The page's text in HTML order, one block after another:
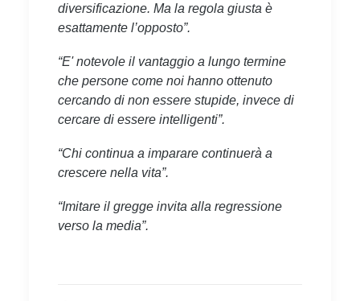
diversificazione. Ma la regola giusta è
esattamente l’opposto”.
“E' notevole il vantaggio a lungo termine
che persone come noi hanno ottenuto
cercando di non essere stupide, invece di
cercare di essere intelligenti”.
“Chi continua a imparare continuerà a
crescere nella vita”.
“Imitare il gregge invita alla regressione
verso la media”.